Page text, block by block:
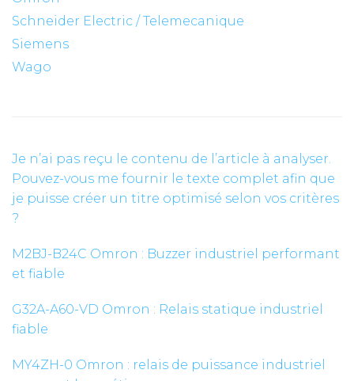
Schneider Electric / Telemecanique
Siemens
Wago
Je n’ai pas reçu le contenu de l’article à analyser.
Pouvez-vous me fournir le texte complet afin que
je puisse créer un titre optimisé selon vos critères
?
M2BJ-B24C Omron : Buzzer industriel performant
et fiable
G32A-A60-VD Omron : Relais statique industriel
fiable
MY4ZH-0 Omron : relais de puissance industriel